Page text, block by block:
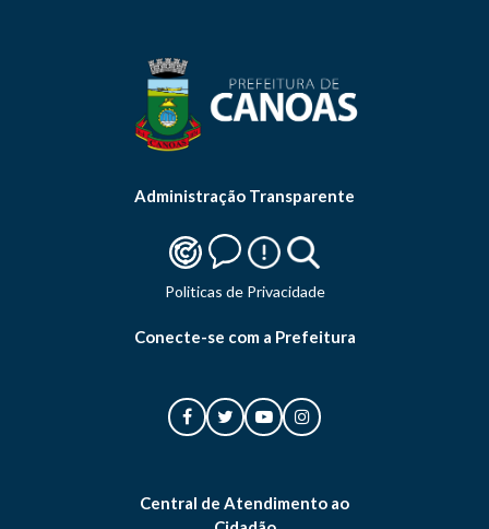
Administração Transparente
Politicas de Privacidade
Conecte-se com a Prefeitura
Central de Atendimento ao